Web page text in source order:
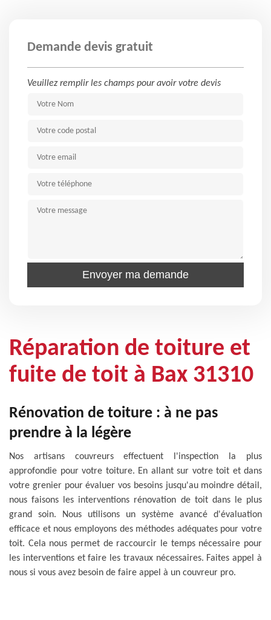
Demande devis gratuit
Veuillez remplir les champs pour avoir votre devis
Réparation de toiture et
fuite de toit à Bax 31310
Rénovation de toiture : à ne pas
prendre à la légère
Nos artisans couvreurs effectuent l'inspection la plus
approfondie pour votre toiture. En allant sur votre toit et dans
votre grenier pour évaluer vos besoins jusqu'au moindre détail,
nous faisons les interventions rénovation de toit dans le plus
grand soin. Nous utilisons un système avancé d'évaluation
efficace et nous employons des méthodes adéquates pour votre
toit. Cela nous permet de raccourcir le temps nécessaire pour
les interventions et faire les travaux nécessaires. Faites appel à
nous si vous avez besoin de faire appel à un couvreur pro.